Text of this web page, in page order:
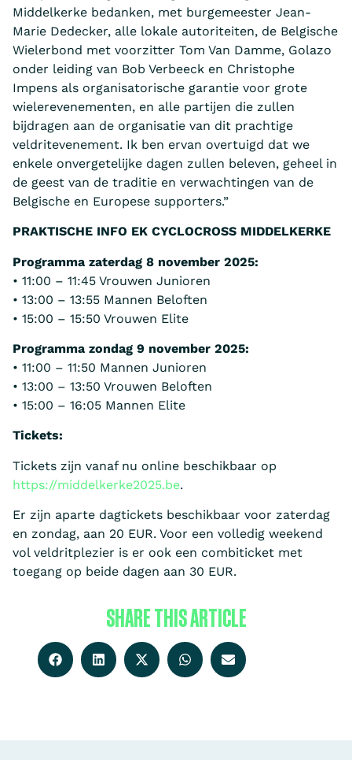
Middelkerke bedanken, met burgemeester Jean-
Marie Dedecker, alle lokale autoriteiten, de Belgische
Wielerbond met voorzitter Tom Van Damme, Golazo
onder leiding van Bob Verbeeck en Christophe
Impens als organisatorische garantie voor grote
wielerevenementen, en alle partijen die zullen
bijdragen aan de organisatie van dit prachtige
veldritevenement. Ik ben ervan overtuigd dat we
enkele onvergetelijke dagen zullen beleven, geheel in
de geest van de traditie en verwachtingen van de
Belgische en Europese supporters.”
PRAKTISCHE INFO EK CYCLOCROSS MIDDELKERKE
Programma zaterdag 8 november 2025:
• 11:00 – 11:45 Vrouwen Junioren
• 13:00 – 13:55 Mannen Beloften
• 15:00 – 15:50 Vrouwen Elite
Programma zondag 9 november 2025:
• 11:00 – 11:50 Mannen Junioren
• 13:00 – 13:50 Vrouwen Beloften
• 15:00 – 16:05 Mannen Elite
Tickets:
Tickets zijn vanaf nu online beschikbaar op
https://middelkerke2025.be.
Er zijn aparte dagtickets beschikbaar voor zaterdag
en zondag, aan 20 EUR. Voor een volledig weekend
vol veldritplezier is er ook een combiticket met
toegang op beide dagen aan 30 EUR.
SHARE THIS ARTICLE